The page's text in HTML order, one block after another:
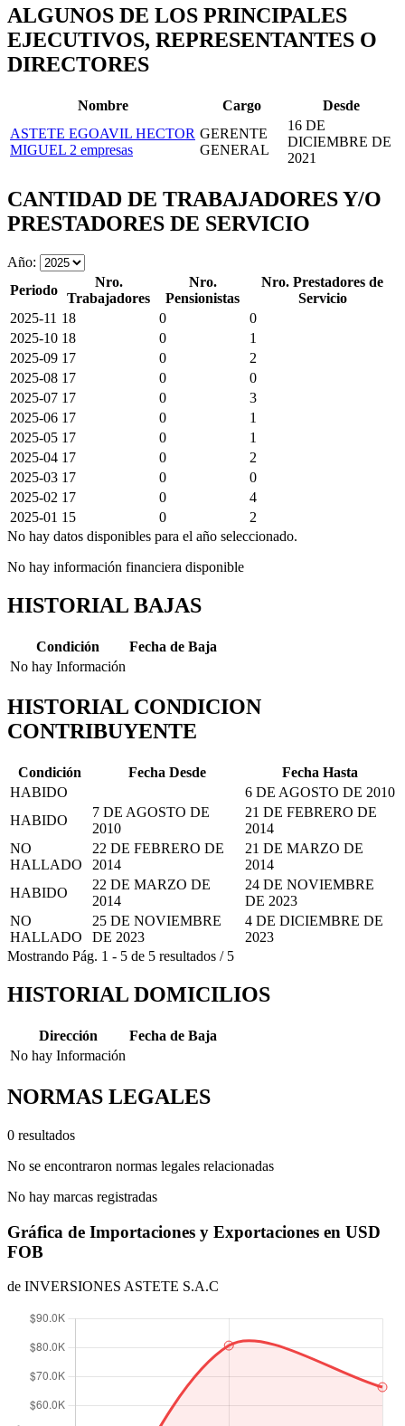
ALGUNOS DE LOS PRINCIPALES
EJECUTIVOS, REPRESENTANTES O
DIRECTORES
Nombre Cargo
Desde
ASTETE EGOAVIL HECTOR
MIGUEL 2 empresas
GERENTE
GENERAL
16 DE
DICIEMBRE DE
2021
CANTIDAD DE TRABAJADORES Y/O
PRESTADORES DE SERVICIO
Año:
Periodo
Nro.
Trabajadores
Nro.
Pensionistas
Nro. Prestadores de
Servicio
2025-11 18 0
0
2025-10 18 0
1
2025-09 17 0
2
2025-08 17 0
0
2025-07 17 0
3
2025-06 17 0
1
2025-05 17 0
1
2025-04 17 0
2
2025-03 17 0
0
2025-02 17 0
4
2025-01 15 0
2
No hay datos disponibles para el año seleccionado.
No hay información financiera disponible
HISTORIAL BAJAS
Condición
Fecha de Baja
No hay Información
HISTORIAL CONDICION
CONTRIBUYENTE
Condición Fecha Desde
Fecha Hasta
HABIDO
6 DE AGOSTO DE 2010
HABIDO
7 DE AGOSTO DE
2010
21 DE FEBRERO DE
2014
NO
HALLADO
22 DE FEBRERO DE
2014
21 DE MARZO DE
2014
HABIDO
22 DE MARZO DE
2014
24 DE NOVIEMBRE
DE 2023
NO
HALLADO
25 DE NOVIEMBRE
DE 2023
4 DE DICIEMBRE DE
2023
Mostrando Pág. 1 - 5 de 5 resultados / 5
HISTORIAL DOMICILIOS
Dirección
Fecha de Baja
No hay Información
NORMAS LEGALES
0 resultados
No se encontraron normas legales relacionadas
No hay marcas registradas
Gráfica de Importaciones y Exportaciones en USD
FOB
de INVERSIONES ASTETE S.A.C